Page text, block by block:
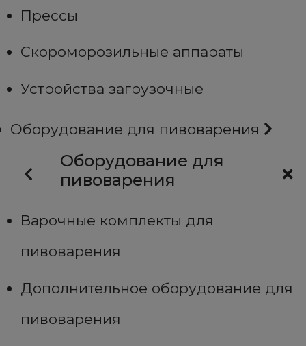
Прессы
Скороморозильные аппараты
Устройства загрузочные
Оборудование для пивоварения
Оборудование для
пивоварения
Варочные комплекты для
пивоварения
Дополнительное оборудование для
пивоварения